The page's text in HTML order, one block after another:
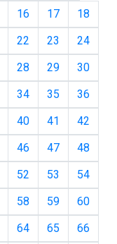
16 17
18
22 23
24
28 29
30
34 35
36
40 41
42
46 47
48
52 53
54
58 59
60
64 65
66